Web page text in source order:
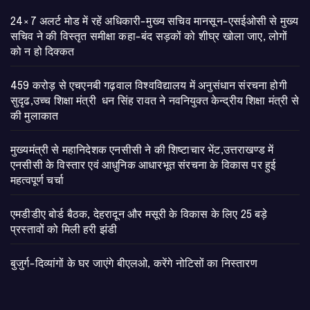
24×7 अलर्ट मोड में रहें अधिकारी-मुख्य सचिव मानसून-एसईओसी से मुख्य
सचिव ने की विस्तृत समीक्षा कहा-बंद सड़कों को शीघ्र खोला जाए, लोगों
को न हो दिक्कत
459 करोड़ से एचएनबी गढ़वाल विश्वविद्यालय में अनुसंधान संरचना होगी
सुदृढ,उच्च शिक्षा मंत्री धन सिंह रावत ने नवनियुक्त केन्द्रीय शिक्षा मंत्री से
की मुलाकात
मुख्यमंत्री से महानिदेशक एनसीसी ने की शिष्टाचार भेंट,उत्तराखण्ड में
एनसीसी के विस्तार एवं आधुनिक आधारभूत संरचना के विकास पर हुई
महत्वपूर्ण चर्चा
एमडीडीए बोर्ड बैठक, देहरादून और मसूरी के विकास के लिए 25 बड़े
प्रस्तावों को मिली हरी झंडी
बुजुर्ग-दिव्यांगों के घर जाएंगे बीएलओ, करेंगे नोटिसों का निस्तारण